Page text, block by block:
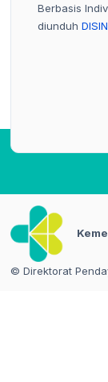
Berbasis
diunduh
© Direktorat